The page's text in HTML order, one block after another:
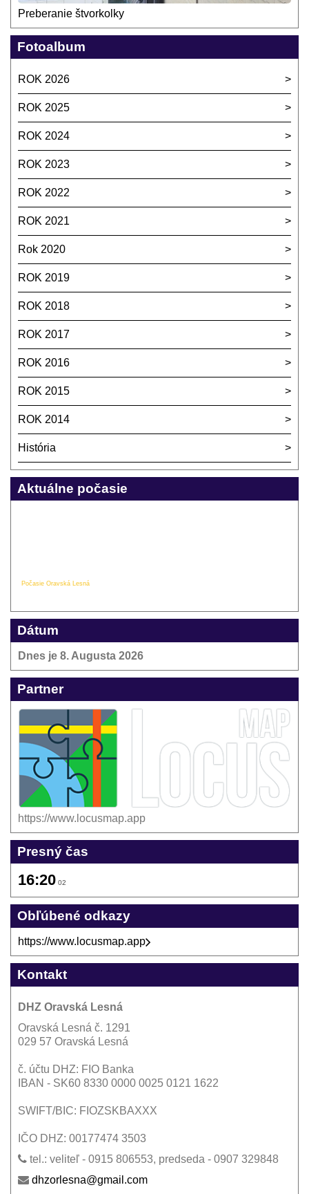
Preberanie štvorkolky
Fotoalbum
ROK 2026
ROK 2025
ROK 2024
ROK 2023
ROK 2022
ROK 2021
Rok 2020
ROK 2019
ROK 2018
ROK 2017
ROK 2016
ROK 2015
ROK 2014
História
Aktuálne počasie
Počasie Oravská Lesná
Dátum
Dnes je 8. Augusta 2026
Partner
https://www.locusmap.app
Presný čas
16:20 02
Obľúbené odkazy
https://www.locusmap.app
Kontakt
DHZ Oravská Lesná
Oravská Lesná č. 1291
029 57 Oravská Lesná
č. účtu DHZ: FIO Banka
IBAN - SK60 8330 0000 0025 0121 1622
SWIFT/BIC: FIOZSKBAXXX
IČO DHZ: 00177474 3503
tel.: veliteľ - 0915 806553, predseda - 0907 329848
dhzorlesna@gmail.com